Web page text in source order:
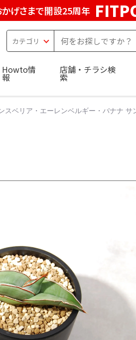
かげさまで開設25周年
Howto情
報
店舗・チラシ検
索
スベリア・エーレンベルギー・バナナ